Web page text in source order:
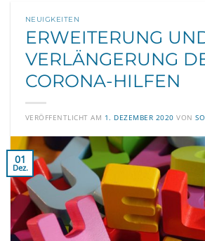
NEUIGKEITEN
ERWEITERUNG
VERLÄNGERUNG
CORONA-HILFEN
VERÖFFENTLICHT AM 1. DEZEMBER 2020 VON
01
Dez.